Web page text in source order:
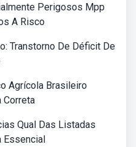
Perigosos Mpp
A Risco
Transtorno De Déficit De
Agrícola Brasileiro
Correta
Qual Das Listadas
Essencial